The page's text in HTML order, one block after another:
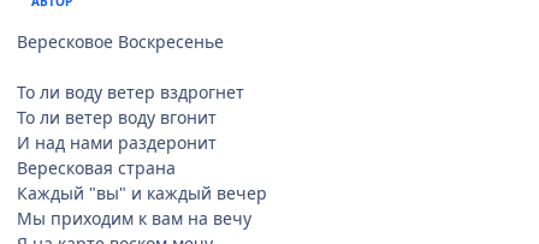
Вересковое Воскресенье
То ли воду ветер вздрогнет
То ли ветер воду вгонит
И над нами раздеронит
Вересковая страна
Каждый "вы" и каждый вечер
Мы приходим к вам на вечу